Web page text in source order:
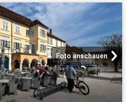
Foto anschauen